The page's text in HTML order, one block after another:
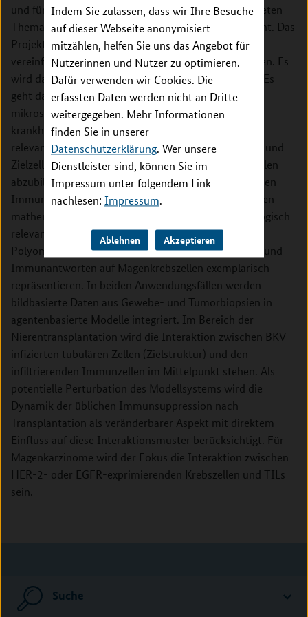
Indem Sie zulassen, dass wir Ihre Besuche
auf dieser Webseite anonymisiert
mitzählen, helfen Sie uns das Angebot für
Nutzerinnen und Nutzer zu optimieren.
Dafür verwenden wir Cookies. Die
erfassten Daten werden nicht an Dritte
weitergegeben. Mehr Informationen
finden Sie in unserer
Datenschutzerklärung. Wer unsere
Dienstleister sind, können Sie im
Impressum unter folgendem Link
nachlesen: Impressum.
Ablehnen Akzeptieren
und für mathematische Modelle mit der übergeordneten
Thematik immunologischer Prozesse verfügbar macht. Das
Projekt hat die Aufgabe, bildbasierte Daten in
vereinfachende mathematische Modelle zu integrieren. Es
wird damit ein zentraler Teil von MicMode-I2T sein. Es
geht darum zu zeigen, dass Biopsie-basierte
mikroskopische Bildinformationen in
krankheitsübergreifenden Ansätzen helfen können,
relevante Aspekte der Interaktion zwischen Immun- und
Zielzelle in agentenbasierten mathematischen Modellen
abzubilden. Im Vorhaben wird die Interaktion zwischen
Immunzellen und ihren Zielstrukturen in vereinfachten
mathematischen Modellen dargestellt, die immunologisch
relevante räumliche und zeitliche Prozesse bei
Polyomavirus-Infektion nach Nierentransplantation und
Immunantworten auf Magenkrebszellen exemplarisch
repräsentieren. In beiden Anwendungsfällen werden
bildbasierte Daten aus Gewebe- und Tumorbiopsien in
agentenbasierte Modelle integriert. Im Bereich der
Nierentransplantation wird die Interaktion zwischen BKV–
infizierten tubulären Zellen (Zielstruktur) und den
infiltrierenden Immunzellen im Mittelpunkt stehen. Als
potentielle Perturbation des Modellsystems wird die
Dynamik der üblichen Immunsuppression nach
Transplantation als veränderbarer Aspekt mit direktem
Einfluss auf diese Interaktionsmuster berücksichtigt. Für
Magenkarzinome wird der Fokus die Interaktion zwischen
HER-2- oder EGFR-exprimierenden Krebszellen und TILs
sein.
Suche